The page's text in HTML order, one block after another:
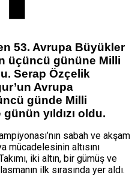
53. Avrupa Büyükler
üçüncü gününe Milli
Serap Özçelik
Avrupa
günde Milli
günün yıldızı oldu.
sabah ve akşam
mücadelesinin altısını
iki altın, bir gümüş ve
ilk sırasında yer aldı.